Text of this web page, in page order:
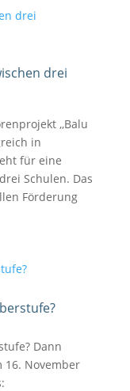
drei
,,Balu
in
für eine
Schulen. Das
Förderung
Dann
16. November